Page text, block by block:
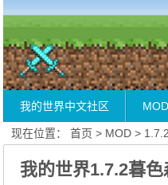
在不断建设中，希望大家多多支
我的世界中文社区 MOD
现在位置： 首页 > MOD >
我的世界1.7.2暮